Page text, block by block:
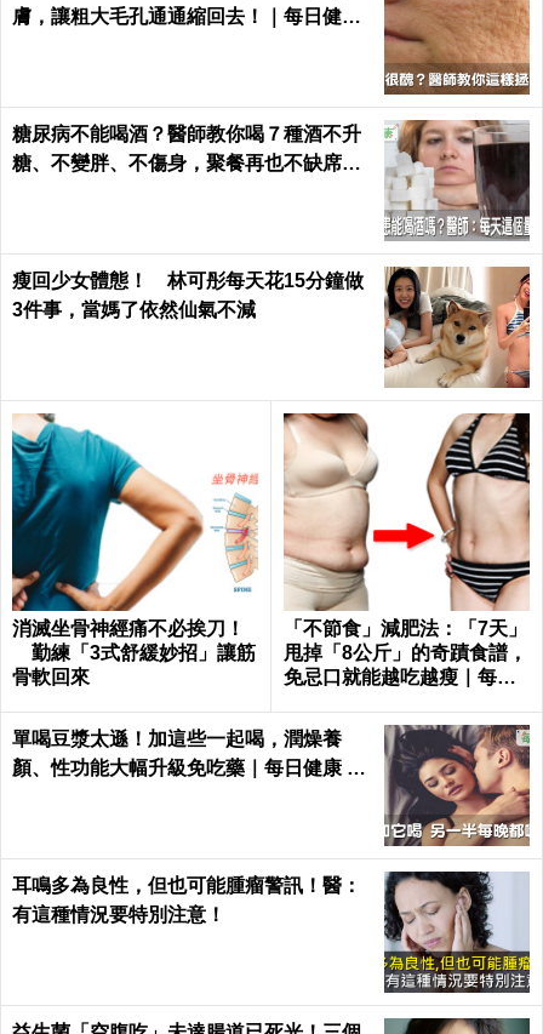
膚，讓粗大毛孔通通縮回去！｜每日健康
糖尿病不能喝酒？醫師教你喝７種酒不升
糖、不變胖、不傷身，聚餐再也不缺席｜
瘦回少女體態！ 林可彤每天花15分鐘做
3件事，當媽了依然仙氣不減
消滅坐骨神經痛不必挨刀！
勤練「3式舒緩妙招」讓筋
骨軟回來
「不節食」減肥法：「7天」
甩掉「8公斤」的奇蹟食譜，
免忌口就能越吃越瘦｜每日
單喝豆漿太遜！加這些一起喝，潤燥養
顏、性功能大幅升級免吃藥｜每日健康 He
耳鳴多為良性，但也可能腫瘤警訊！醫：
有這種情況要特別注意！